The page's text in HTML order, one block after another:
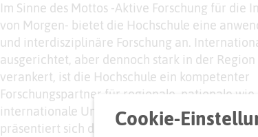
Im Sinne des Mottos -Aktive Forschung für die
von Morgen- bietet die Hochschule eine
und interdisziplinäre Forschung an.
ausgerichtet, aber dennoch stark in der Region
verankert, ist die Hochschule ein kompetenter
Forschungspartner für regionale, nationale wie
internationale Unternehmen. Beeindruckend
präsentiert sich die Fakultät Kommunikation
Cookie-